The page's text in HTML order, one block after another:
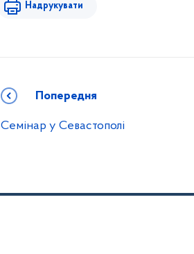
Надрукувати
Попередня
Семінар у Севастополі